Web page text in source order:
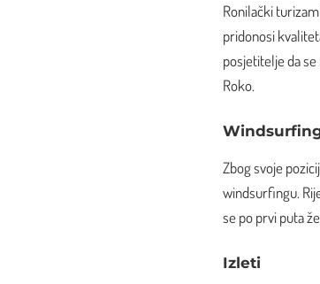
Ronilački
pridonosi
posjetitelje da
Roko.
Zbog svoje
windsurfingu.
se po prvi puta
Izleti